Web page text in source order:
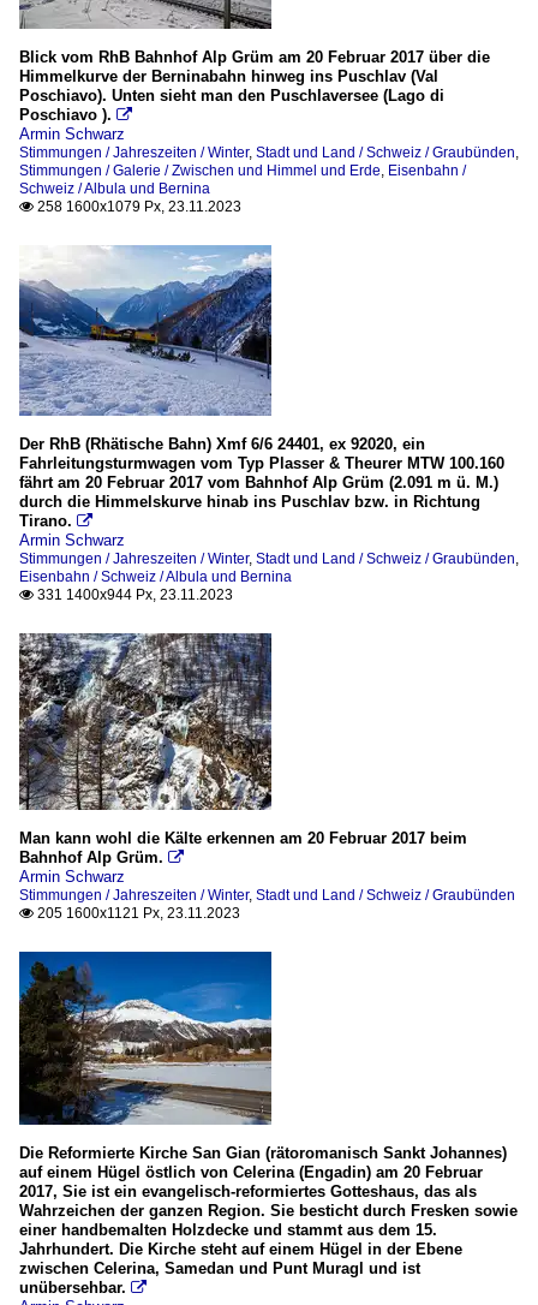
Blick vom RhB Bahnhof Alp Grüm am 20 Februar 2017 über die
Himmelkurve der Berninabahn hinweg ins Puschlav (Val
Poschiavo). Unten sieht man den Puschlaversee (Lago di
Poschiavo ). 
Armin Schwarz
Stimmungen / Jahreszeiten / Winter, Stadt und Land / Schweiz / Graubünden,
Stimmungen / Galerie / Zwischen und Himmel und Erde, Eisenbahn /
Schweiz / Albula und Bernina
 258 1600x1079 Px, 23.11.2023
Der RhB (Rhätische Bahn) Xmf 6/6 24401, ex 92020, ein
Fahrleitungsturmwagen vom Typ Plasser & Theurer MTW 100.160
fährt am 20 Februar 2017 vom Bahnhof Alp Grüm (2.091 m ü. M.)
durch die Himmelskurve hinab ins Puschlav bzw. in Richtung
Tirano. 
Armin Schwarz
Stimmungen / Jahreszeiten / Winter, Stadt und Land / Schweiz / Graubünden,
Eisenbahn / Schweiz / Albula und Bernina
 331 1400x944 Px, 23.11.2023
Man kann wohl die Kälte erkennen am 20 Februar 2017 beim
Bahnhof Alp Grüm. 
Armin Schwarz
Stimmungen / Jahreszeiten / Winter, Stadt und Land / Schweiz / Graubünden
 205 1600x1121 Px, 23.11.2023
Die Reformierte Kirche San Gian (rätoromanisch Sankt Johannes)
auf einem Hügel östlich von Celerina (Engadin) am 20 Februar
2017, Sie ist ein evangelisch-reformiertes Gotteshaus, das als
Wahrzeichen der ganzen Region. Sie besticht durch Fresken sowie
einer handbemalten Holzdecke und stammt aus dem 15.
Jahrhundert. Die Kirche steht auf einem Hügel in der Ebene
zwischen Celerina, Samedan und Punt Muragl und ist
unübersehbar. 